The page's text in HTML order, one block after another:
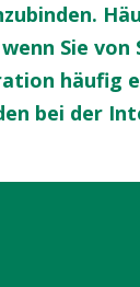
Sie von
häufig
bei der